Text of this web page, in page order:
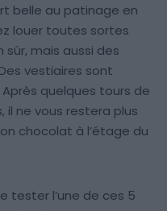
belle au patinage en
louer toutes sortes
sûr, mais aussi des
vestiaires sont
quelques tours de
il ne vous restera plus
chocolat à l’étage du
tester l’une de ces 5